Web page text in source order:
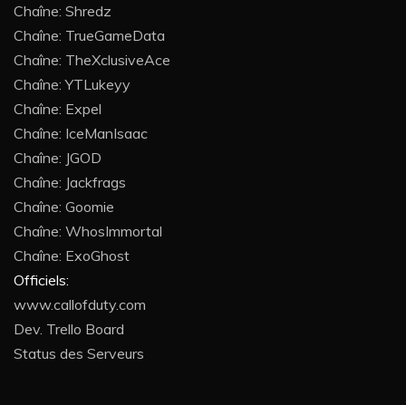
Chaîne: Shredz
Chaîne: TrueGameData
Chaîne: TheXclusiveAce
Chaîne: YTLukeyy
Chaîne: Expel
Chaîne: IceManIsaac
Chaîne: JGOD
Chaîne: Jackfrags
Chaîne: Goomie
Chaîne: WhosImmortal
Chaîne: ExoGhost
Officiels:
www.callofduty.com
Dev. Trello Board
Status des Serveurs